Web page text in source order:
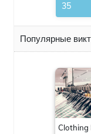
35
Популярные
Clothing